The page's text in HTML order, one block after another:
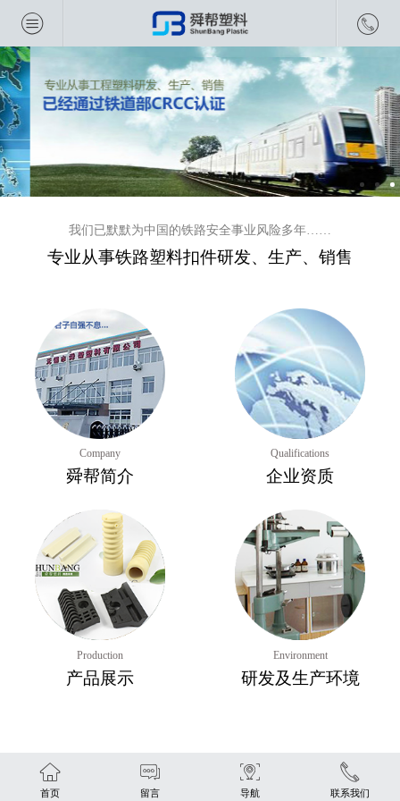
我们已默默为中国的铁路安全事业风险多年……
专业从事铁路塑料扣件研发、生产、销售
Company
舜帮简介
Qualifications
企业资质
Production
产品展示
Environment
研发及生产环境
首页 留言 导航 联系我们